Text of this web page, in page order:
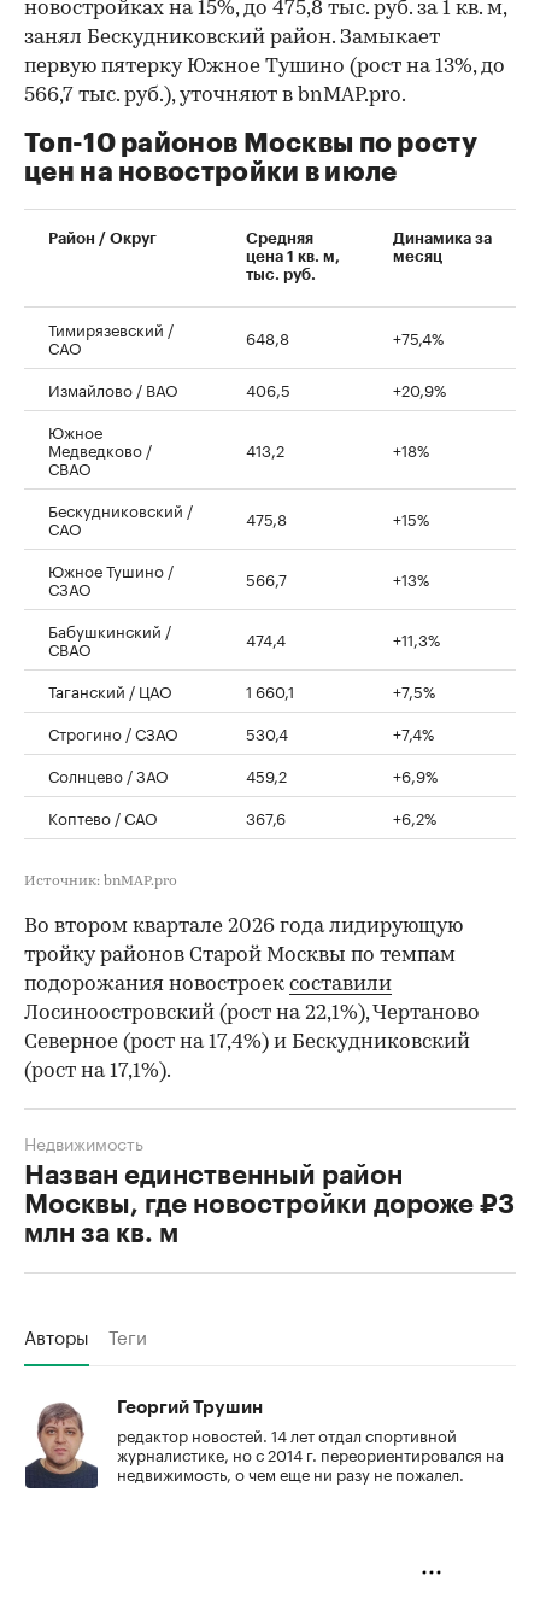
00:00 / 00:00
новостройках на 15%, до 475,8 тыс. руб. за 1 кв. м,
занял Бескудниковский район. Замыкает
первую пятерку Южное Тушино (рост на 13%, до
566,7 тыс. руб.), уточняют в bnMAP.pro.
Топ-10 районов Москвы по росту
цен на новостройки в июле
Район / Округ
Средняя
цена 1 кв. м,
тыс. руб.
Динамика за
месяц
Тимирязевский /
САО 648,8 +75,4%
Измайлово / ВАО 406,5
+20,9%
Южное
Медведково /
СВАО
413,2 +18%
Бескудниковский /
САО 475,8 +15%
Южное Тушино /
СЗАО 566,7 +13%
Бабушкинский /
СВАО 474,4 +11,3%
Таганский / ЦАО 1 660,1
+7,5%
Строгино / СЗАО
530,4
+7,4%
Солнцево / ЗАО
459,2
+6,9%
Коптево / САО
367,6 +6,2%
Источник: bnMAP.pro
Во втором квартале 2026 года лидирующую
тройку районов Старой Москвы по темпам
подорожания новостроек составили
Лосиноостровский (рост на 22,1%), Чертаново
Северное (рост на 17,4%) и Бескудниковский
(рост на 17,1%).
Назван единственный район
Москвы, где новостройки дороже ₽3
млн за кв. м
Недвижимость
Авторы Теги
Георгий Трушин
редактор новостей. 14 лет отдал спортивной
журналистике, но с 2014 г. переориентировался на
недвижимость, о чем еще ни разу не пожалел.